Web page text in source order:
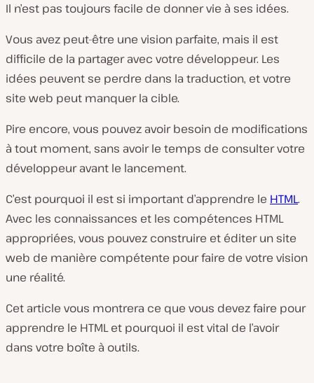
Il n’est pas toujours facile de donner vie à ses idées.
Vous avez peut-être une vision parfaite, mais il est
difficile de la partager avec votre développeur. Les
idées peuvent se perdre dans la traduction, et votre
site web peut manquer la cible.
Pire encore, vous pouvez avoir besoin de modifications
à tout moment, sans avoir le temps de consulter votre
développeur avant le lancement.
C’est pourquoi il est si important d’apprendre le HTML.
Avec les connaissances et les compétences HTML
appropriées, vous pouvez construire et éditer un site
web de manière compétente pour faire de votre vision
une réalité.
Cet article vous montrera ce que vous devez faire pour
apprendre le HTML et pourquoi il est vital de l’avoir
dans votre boîte à outils.